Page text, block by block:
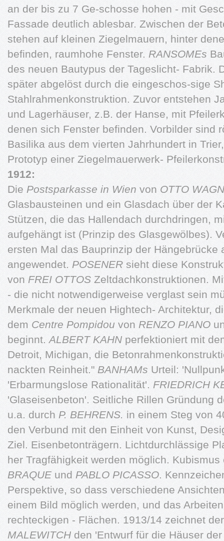
an der bis zu 7 Ge-schosse hohen - mit
Fassade deutlich ablesbar. Zwischen der
stehen auf kleinen Ziegelmauern, hinter
befinden, raumhohe Fenster. RANSOMEs
des neuen Bautypus der Tageslicht- Fabrik.
später abgelöst durch die eingeschos-sige
Stahlrahmenkonstruktion. Zuvor entstehen
und Lagerhäuser, z.B. der Hanse, mit
denen sich Fenster befinden. Vorbilder sind
Basilika aus dem vierten Jahrhundert in
Prototyp einer Ziegelmauerwerk-
1912:
Die Postsparkasse in Wien von OTTO
Glasbausteinen und ein Glasdach über der
Stützen, die das Hallendach durchdringen,
aufgehängt ist (Prinzip des Glasgewölbes).
ersten Mal das Bauprinzip der Hängebrücke
angewendet. POSENER sieht diese
von FREI OTTOS Zeltdachkonstruktionen.
- die nicht notwendigerweise verglast sein
Merkmale der neuen Hightech- Architektur,
dem Centre Pompidou von RENZO PIANO
beginnt. ALBERT KAHN perfektioniert mit
Detroit, Michigan, die
nackten Reinheit." BANHAMs Urteil:
'Erbarmungslose Rationalität'. FRIEDRICH
'Glaseisenbeton'. Seitliche Rillen Gründung
u.a. durch P. BEHRENS. in einem Steg von
den Verbund mit den Einheit von Kunst,
Ziel. Eisenbetonträgern. Lichtdurchlässige
her Tragfähigkeit werden möglich.
BRAQUE und PABLO PICASSO.
Perspektive, so dass verschiedene
einem Bild möglich werden, und das
rechteckigen - Flächen. 1913/14 zeichnet
MALEWITCH den 'Entwurf für die Häuser